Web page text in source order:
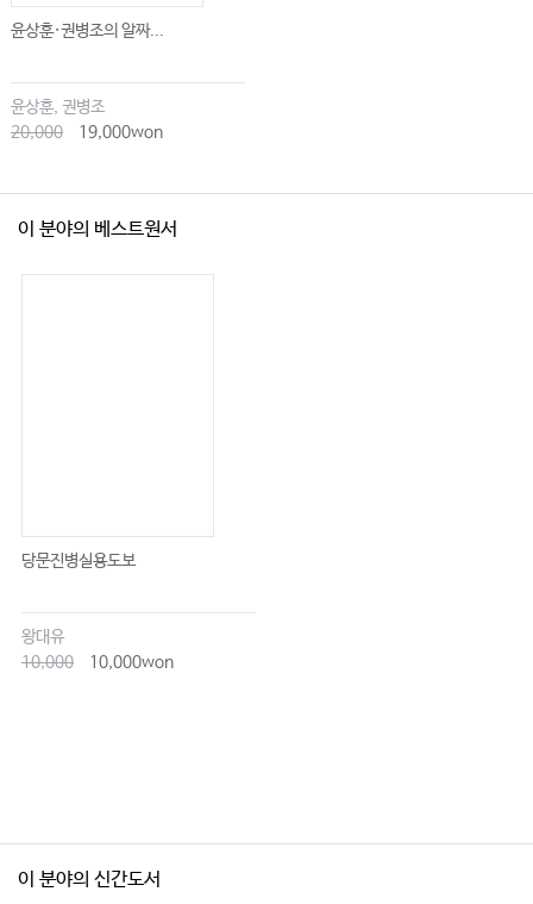
윤상훈·권병조의 알짜...
윤상훈, 권병조
20,000
19,000won
이 분야의 베스트원서
당문진병실용도보
왕대유
10,000
10,000won
이 분야의 신간도서